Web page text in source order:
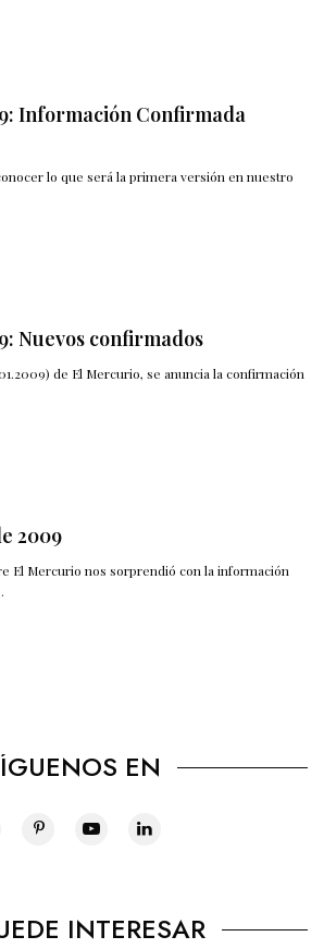
Información Confirmada
lo que será la primera versión en nuestro
Nuevos confirmados
de El Mercurio, se anuncia la confirmación
2009
El Mercurio nos sorprendió con la información
EN
INTERESAR